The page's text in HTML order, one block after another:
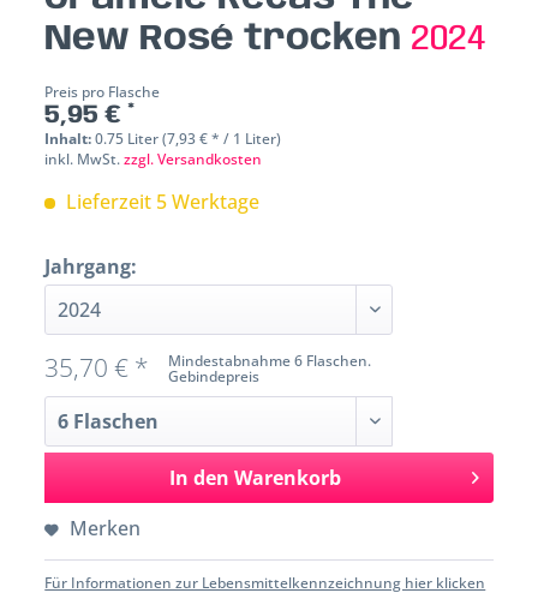
New Rosé trocken 2024
Preis pro Flasche
5,95 € *
Inhalt:0.75 Liter (7,93 € * / 1 Liter)
inkl. MwSt.zzgl. Versandkosten
Lieferzeit 5 Werktage
Jahrgang:
Mindestabnahme 6 Flaschen.
Gebindepreis
35,70 € *
In den Warenkorb
Merken
Für Informationen zur Lebensmittelkennzeichnung hier klicken